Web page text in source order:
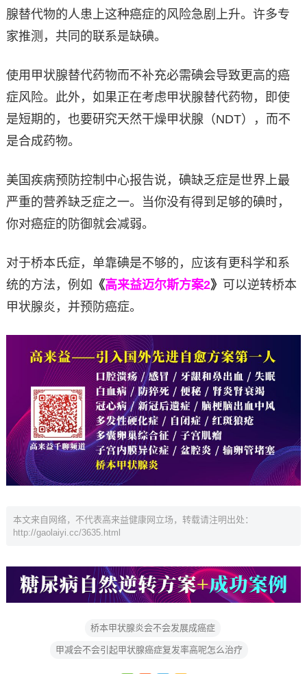
腺替代物的人患上这种癌症的风险急剧上升。许多专
家推测，共同的联系是缺碘。
使用甲状腺替代药物而不补充必需碘会导致更高的癌
症风险。此外，如果正在考虑甲状腺替代药物，即使
是短期的，也要研究天然干燥甲状腺（NDT），而不
是合成药物。
美国疾病预防控制中心报告说，碘缺乏症是世界上最
严重的营养缺乏症之一。当你没有得到足够的碘时，
你对癌症的防御就会减弱。
对于桥本氏症，单靠碘是不够的，应该有更科学和系
统的方法，例如 《高来益迈尔斯方案2》 可以逆转桥本
甲状腺炎，并预防癌症。
本文来自网络，不代表高来益健康网立场，转载请注明出处：
http://gaolaiyi.cc/3635.html
桥本甲状腺炎会不会发展成癌症
甲减会不会引起甲状腺癌症复发率高呢怎么治疗